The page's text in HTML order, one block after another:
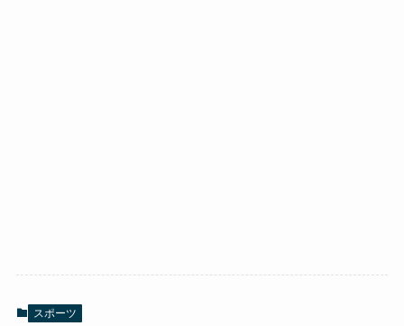
スポーツ